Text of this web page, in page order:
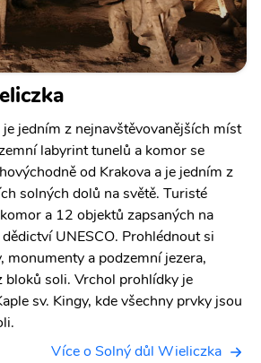
jedním z nejnavštěvovanějších míst
labyrint tunelů a komor se
od Krakova a je jedním z
solných dolů na světě. Turisté
a 12 objektů zapsaných na
UNESCO. Prohlédnout si
monumenty a podzemní jezera,
bloků soli. Vrchol prohlídky je
sv. Kingy, kde všechny prvky jsou
Více o Solný důl Wieliczka